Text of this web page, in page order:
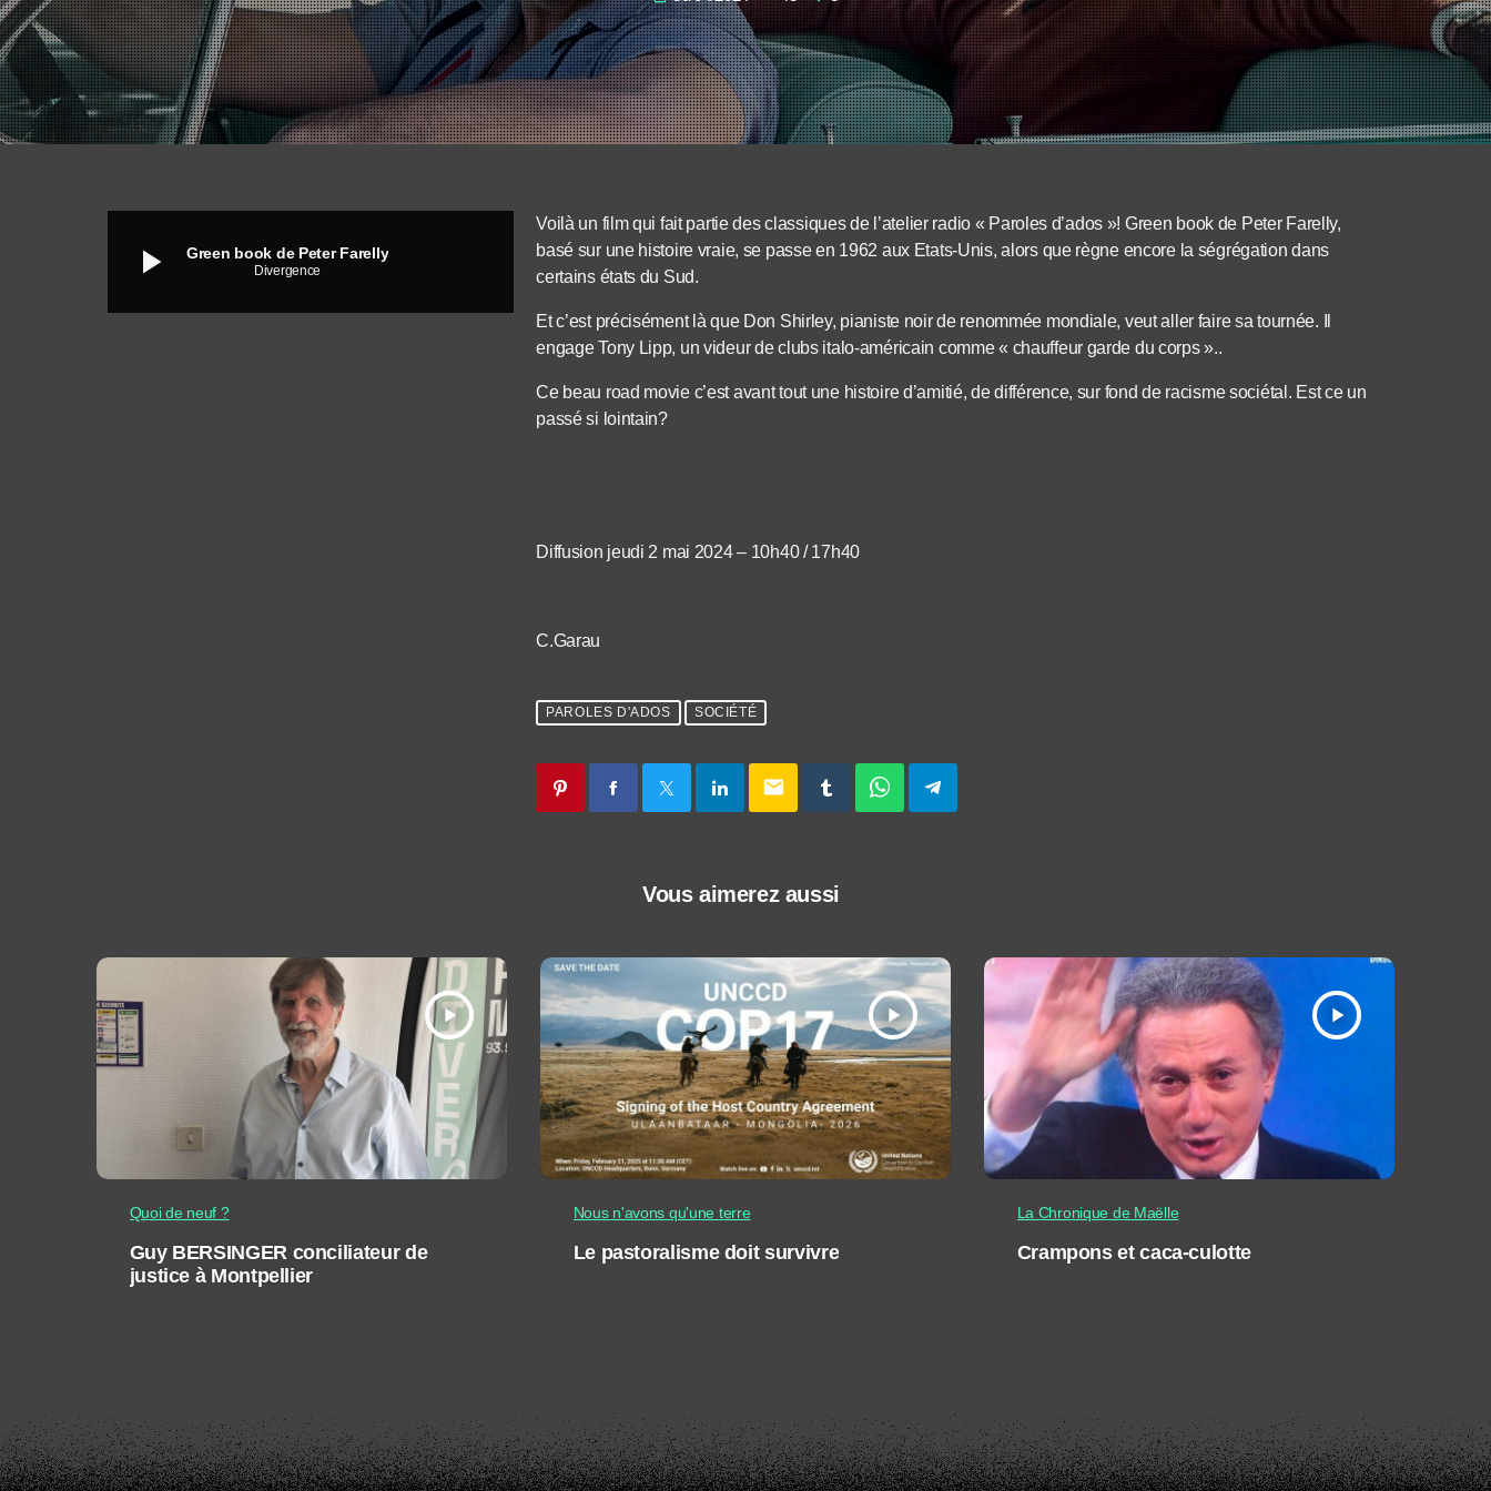
play_arrow Green book de Peter Farelly
Divergence
Voilà un film qui fait partie des classiques de l’atelier radio « Paroles d’ados »! Green book de Peter Farelly,
basé sur une histoire vraie, se passe en 1962 aux Etats-Unis, alors que règne encore la ségrégation dans
certains états du Sud.
Et c’est précisément là que Don Shirley, pianiste noir de renommée mondiale, veut aller faire sa tournée. Il
engage Tony Lipp, un videur de clubs italo-américain comme « chauffeur garde du corps »..
Ce beau road movie c’est avant tout une histoire d’amitié, de différence, sur fond de racisme sociétal. Est ce un
passé si lointain?
Diffusion jeudi 2 mai 2024 – 10h40 / 17h40
C.Garau
PAROLES D'ADOS SOCIÉTÉ
email
Vous aimerez aussi
play_arrow
Quoi de neuf ?
Guy BERSINGER conciliateur de
justice à Montpellier
play_arrow
Nous n'avons qu'une terre
Le pastoralisme doit survivre
play_arrow
La Chronique de Maëlle
Crampons et caca-culotte